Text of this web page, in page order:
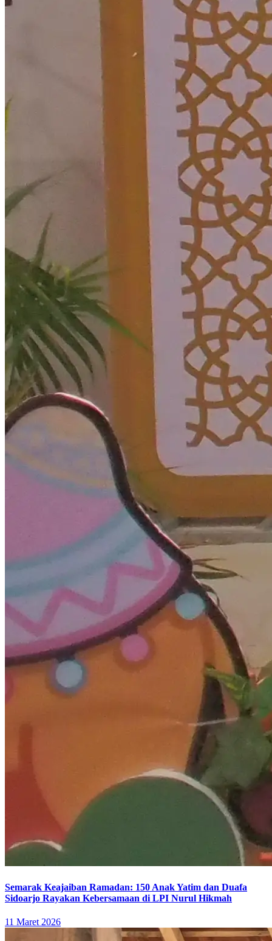
Semarak Keajaiban Ramadan: 150 Anak Yatim dan Duafa
Sidoarjo Rayakan Kebersamaan di LPI Nurul Hikmah
11 Maret 2026